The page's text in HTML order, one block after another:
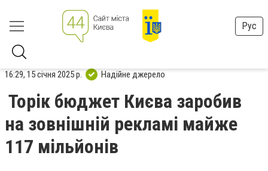
Рус
16:29, 15 січня 2025 р. Надійне джерело
Торік бюджет Києва заробив
на зовнішній рекламі майже
117 мільйонів